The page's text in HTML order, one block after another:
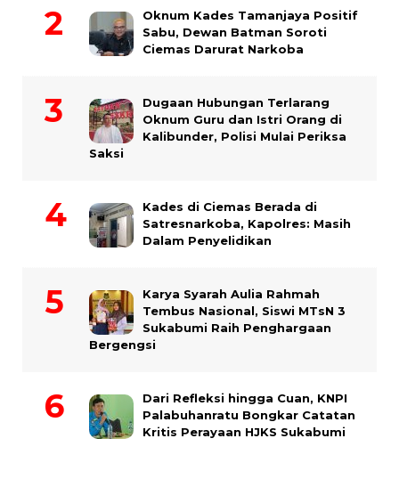
Oknum Kades Tamanjaya Positif
Sabu, Dewan Batman Soroti
Ciemas Darurat Narkoba
Dugaan Hubungan Terlarang
Oknum Guru dan Istri Orang di
Kalibunder, Polisi Mulai Periksa
Saksi
Kades di Ciemas Berada di
Satresnarkoba, Kapolres: Masih
Dalam Penyelidikan
Karya Syarah Aulia Rahmah
Tembus Nasional, Siswi MTsN 3
Sukabumi Raih Penghargaan
Bergengsi
Dari Refleksi hingga Cuan, KNPI
Palabuhanratu Bongkar Catatan
Kritis Perayaan HJKS Sukabumi